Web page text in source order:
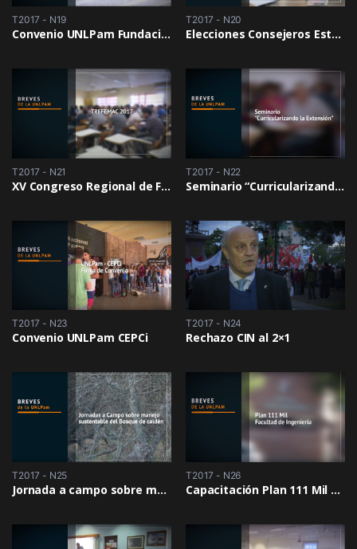
T2017 - N19
Convenio UNLPam Fundación Bco Pampa
T2017 - N20
Elecciones Consejeros Estudiantiles de la UNLPam
T2017 - N21
XV Congreso Regional de Física Estadística y Aplicaciones a la Materia Condensada 2017
T2017 - N22
Seminario “Curricularizando la Extensión”
T2017 - N23
Convenio UNLPam CEPCi
T2017 - N24
Rechazo CIN al 2×1
T2017 - N25
Jornada a campo sobre manejo sustentable del bosque de Caldén
T2017 - N26
Capacitación Plan 111 Mil en la Facultad de Ingeniería